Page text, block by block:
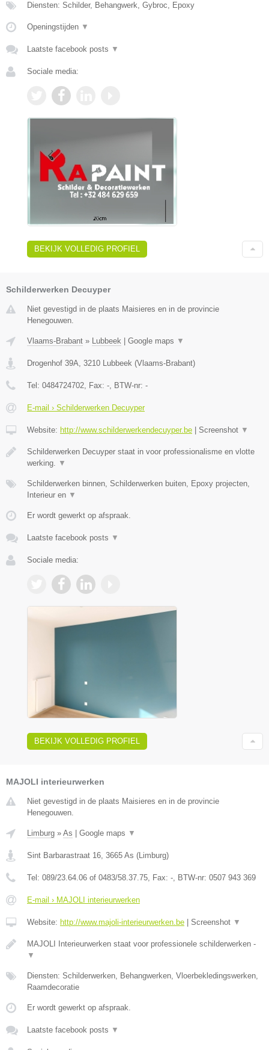
Diensten: Schilder, Behangwerk, Gybroc, Epoxy
Openingstijden ▼
Laatste facebook posts ▼
Sociale media:
BEKIJK VOLLEDIG PROFIEL
Schilderwerken Decuyper
Niet gevestigd in de plaats Maisieres en in de provincie
Henegouwen.
Vlaams-Brabant » Lubbeek Google maps ▼
Drogenhof 39A 3210 Lubbeek (Vlaams-Brabant)
Tel: 0484724702 , Fax: - , BTW-nr: -
E-mail › Schilderwerken Decuyper
Website: http://www.schilderwerkendecuyper.be Screenshot ▼
Schilderwerken Decuyper staat in voor professionalisme en vlotte
werking.
▼
Schilderwerken binnen, Schilderwerken buiten, Epoxy projecten,
Interieur en ▼
Er wordt gewerkt op afspraak.
Laatste facebook posts ▼
Sociale media:
BEKIJK VOLLEDIG PROFIEL
MAJOLI interieurwerken
Niet gevestigd in de plaats Maisieres en in de provincie
Henegouwen.
Limburg » As Google maps ▼
Sint Barbarastraat 16, 3665 As (Limburg)
Tel: 089/23.64.06 of 0483/58.37.75, Fax: -, BTW-nr: 0507 943 369
E-mail › MAJOLI interieurwerken
Website: http://www.majoli-interieurwerken.be Screenshot ▼
MAJOLI Interieurwerken staat voor professionele schilderwerken -
▼
Diensten: Schilderwerken, Behangwerken, Vloerbekledingswerken,
Raamdecoratie
Er wordt gewerkt op afspraak.
Laatste facebook posts ▼